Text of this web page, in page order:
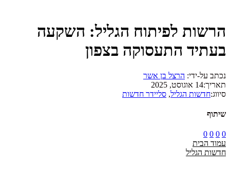
הרשות לפיתוח הגליל: השקעה
בעתיד התעסוקה בצפון
נכתב על-ידי: הרצל בן אשר
תאריך:14 אוגוסט, 2025
סיווג:חדשות הגליל, סליידר חדשות
שיתוף
0
0
0
0
עמוד הבית
חדשות הגליל